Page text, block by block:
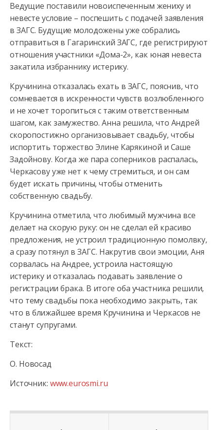
Ведущие поставили новоиспеченным жениху и
невесте условие – поспешить с подачей заявления
в ЗАГС. Будущие молодожены уже собрались
отправиться в Гагаринский ЗАГС, где регистрируют
отношения участники «Дома-2», как юная невеста
закатила избраннику истерику.
Кручинина отказалась ехать в ЗАГС, пояснив, что
сомневается в искренности чувств возлюбленного
и не хочет торопиться с таким ответственным
шагом, как замужество. Анна решила, что Андрей
скоропостижно организовывает свадьбу, чтобы
испортить торжество Элине Карякиной и Саше
Задойнову. Когда же пара соперников распалась,
Черкасову уже нет к чему стремиться, и он сам
будет искать причины, чтобы отменить
собственную свадьбу.
Кручинина отметила, что любимый мужчина все
делает на скорую руку: он не сделал ей красиво
предложения, не устроил традиционную помолвку,
а сразу потянул в ЗАГС. Накрутив свои эмоции, Аня
сорвалась на Андрее, устроила настоящую
истерику и отказалась подавать заявление о
регистрации брака. В итоге оба участника решили,
что тему свадьбы пока необходимо закрыть, так
что в ближайшее время Кручинина и Черкасов не
станут супругами.
Текст:
О. Новосад
Источник: www.eurosmi.ru